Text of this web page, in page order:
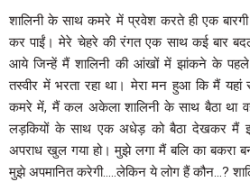
शालिनी के साथ कमरे में प्रवेश करते ही एक
कर पाईं। मेरे चेहरे की रंगत एक साथ कई बार
आये जिन्हें मैं शालिनी की आंखों में झांकने के
तस्वीर में भरता रहा था। मेरा मन हुआ कि मैं
कमरे में, मैं कल अकेला शालिनी के साथ बैठा था
लड़कियों के साथ एक अधेड़ को बैठा देखकर मैं
अपराध खुल गया हो। मुझे लगा मैं बलि का बकरा
मुझे अपमानित करेगी…..लेकिन ये लोग हैं कौन…?